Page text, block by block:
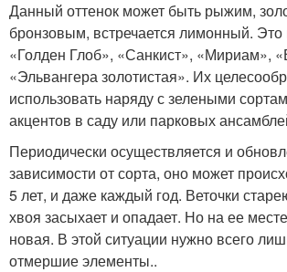
Данный оттенок может быть рыжим,
бронзовым, встречается лимонный. Это
«Голден Глоб», «Санкист», «Мириам»,
«Эльвангера золотистая». Их
использовать наряду с зелеными
акцентов в саду или парковых
Периодически осуществляется и
зависимости от сорта, оно может
5 лет, и даже каждый год. Веточки
хвоя засыхает и опадает. Но на ее
новая. В этой ситуации нужно всего
отмершие элементы..